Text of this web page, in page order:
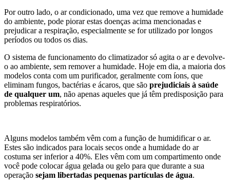
Por outro lado, o ar condicionado, uma vez que remove a humidade
do ambiente, pode piorar estas doenças acima mencionadas e
prejudicar a respiração, especialmente se for utilizado por longos
períodos ou todos os dias.
O sistema de funcionamento do climatizador só agita o ar e devolve-
o ao ambiente, sem remover a humidade. Hoje em dia, a maioria dos
modelos conta com um purificador, geralmente com íons, que
eliminam fungos, bactérias e ácaros, que são prejudiciais à saúde
de qualquer um, não apenas aqueles que já têm predisposição para
problemas respiratórios.
Alguns modelos também vêm com a função de humidificar o ar.
Estes são indicados para locais secos onde a humidade do ar
costuma ser inferior a 40%. Eles vêm com um compartimento onde
você pode colocar água gelada ou gelo para que durante a sua
operação sejam libertadas pequenas partículas de água.